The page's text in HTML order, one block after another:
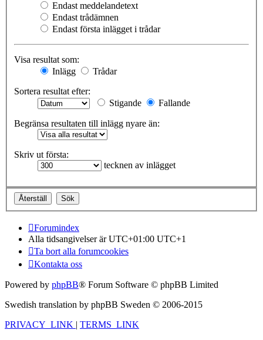
Endast meddelandetext
Endast trådämnen
Endast första inlägget i trådar
Visa resultat som:
Inlägg
Trådar
Sortera resultat efter:
Stigande
Fallande
Begränsa resultaten till inlägg nyare än:
Skriv ut första:
tecknen av inlägget
Forumindex
Alla tidsangivelser är UTC+01:00 UTC+1
Ta bort alla forumcookies
Kontakta oss
Powered by phpBB® Forum Software © phpBB Limited
Swedish translation by phpBB Sweden © 2006-2015
PRIVACY_LINK | TERMS_LINK